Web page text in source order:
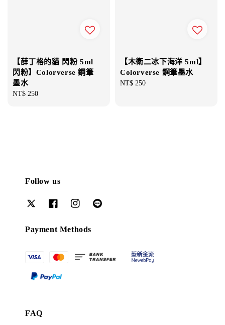
【薛丁格的貓 閃粉 5ml
閃粉】Colorverse 鋼筆
墨水
Regular
NT$ 250
【木衛二冰下海洋 5ml】
Colorverse 鋼筆墨水
Regular
NT$ 250
Follow us
Payment Methods
FAQ